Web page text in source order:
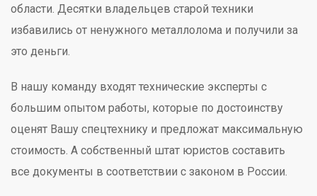
области. Десятки владельцев старой техники
избавились от ненужного металлолома и получили за
это деньги.
В нашу команду входят технические эксперты с
большим опытом работы, которые по достоинству
оценят Вашу спецтехнику и предложат максимальную
стоимость. А собственный штат юристов составить
все документы в соответствии с законом в России.